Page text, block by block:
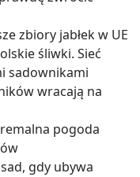
zbiory jabłek w UE
śliwki. Sieć
sadownikami
wracają na
pogoda
gdy ubywa